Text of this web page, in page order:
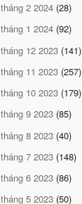
tháng 2 2024 (28)
tháng 1 2024 (92)
tháng 12 2023 (141)
tháng 11 2023 (257)
tháng 10 2023 (179)
tháng 9 2023 (85)
tháng 8 2023 (40)
tháng 7 2023 (148)
tháng 6 2023 (86)
tháng 5 2023 (50)